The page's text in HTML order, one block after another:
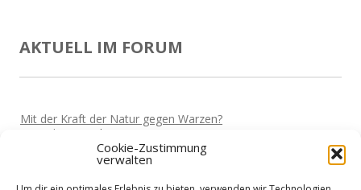
Cookie-Zustimmung
verwalten
AKTUELL IM FORUM
Mit der Kraft der Natur gegen Warzen?
Miki Vor 5 Jahren
Darf man wieder reisen?